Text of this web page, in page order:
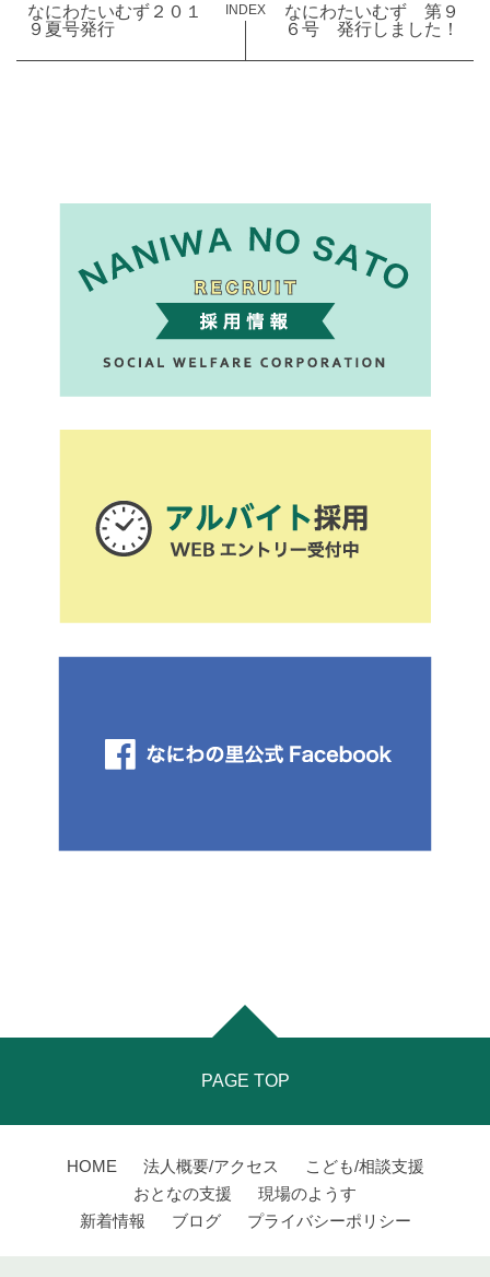
なにわたいむず２０１
９夏号発行
INDEX
なにわたいむず 第９
６号 発行しました！
PAGE TOP
HOME 法人概要/アクセス
こども/相談支援
おとなの支援
現場のようす
新着情報
ブログ プライバシーポリシー